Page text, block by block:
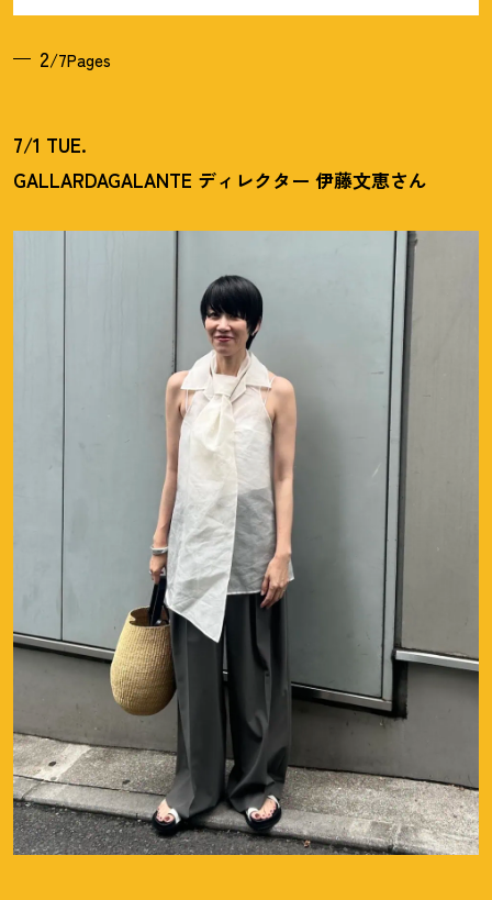
2/7Pages
7/1 TUE.
GALLARDAGALANTE ディレクター 伊藤文恵さん